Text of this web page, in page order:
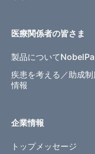
医療関係者の皆さま
製品について
疾患を考える／助成
情報
企業情報
トップメッセージ